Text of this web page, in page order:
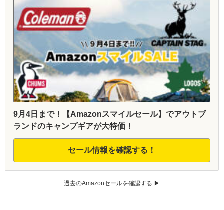
9月4日まで！【Amazonスマイルセール】でアウトブ
ランドのキャンプギアが大特価！
セール情報を確認する！
過去のAmazonセールを確認する ▶︎